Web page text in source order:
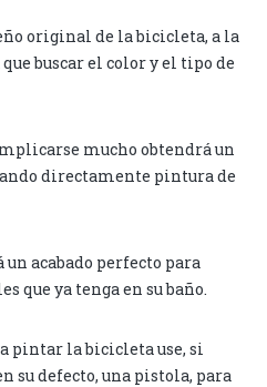
original de la bicicleta, a la
buscar el color y el tipo de
mucho obtendrá un
directamente pintura de
acabado perfecto para
que ya tenga en su baño.
pintar la bicicleta use, si
su defecto, una pistola, para